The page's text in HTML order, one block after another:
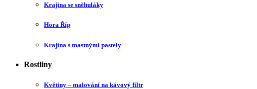
Krajina se sněhuláky
Hora Říp
Krajina s mastnými pastely
Rostliny
Květiny – malování na kávový filtr